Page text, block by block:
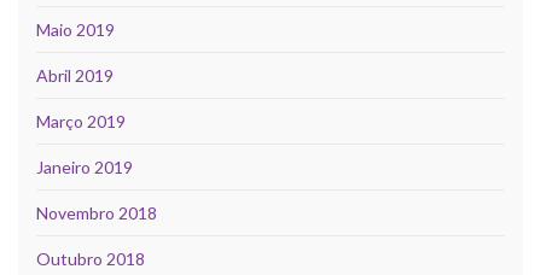
Maio 2019
Abril 2019
Março 2019
Janeiro 2019
Novembro 2018
Outubro 2018